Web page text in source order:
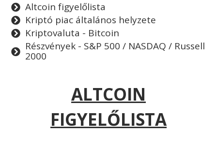
Altcoin figyelőlista
Kriptó piac általános helyzete
Kriptovaluta - Bitcoin
Részvények - S&P 500 / NASDAQ / Russell
2000
ALTCOIN
FIGYELŐLISTA